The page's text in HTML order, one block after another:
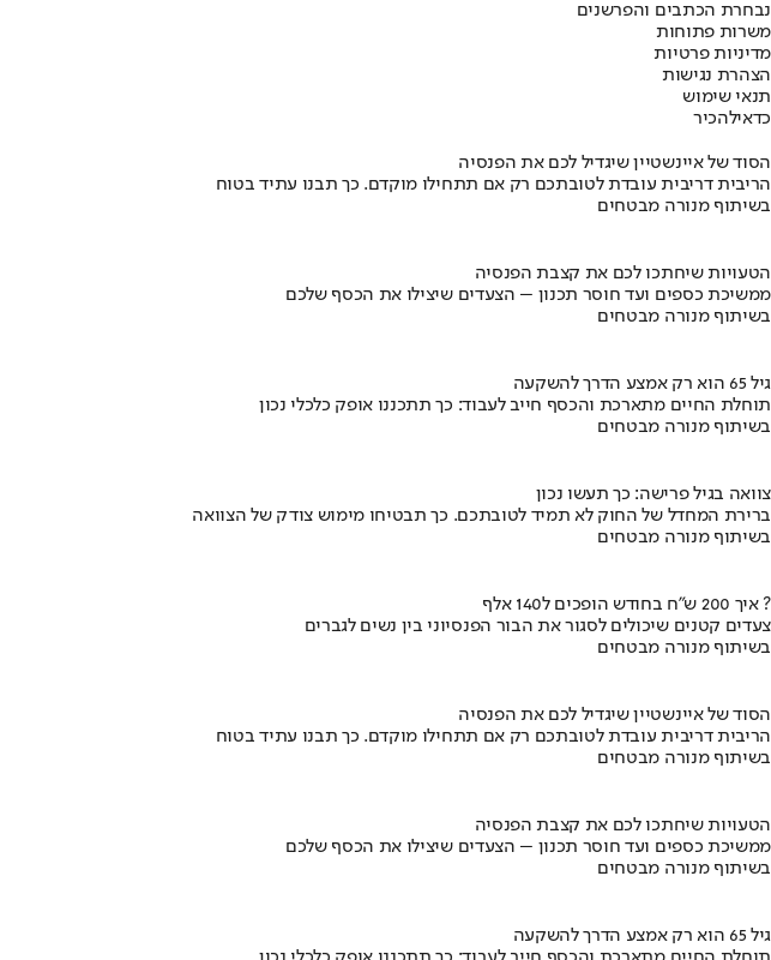
נבחרת הכתבים והפרשנים
משרות פתוחות
מדיניות פרטיות
הצהרת נגישות
תנאי שימוש
כדאילהכיר
הסוד של איינשטיין שיגדיל לכם את הפנסיה
הריבית דריבית עובדת לטובתכם רק אם תתחילו מוקדם. כך תבנו עתיד בטוח
בשיתוף מנורה מבטחים
הטעויות שיחתכו לכם את קצבת הפנסיה
ממשיכת כספים ועד חוסר תכנון – הצעדים שיצילו את הכסף שלכם
בשיתוף מנורה מבטחים
גיל 65 הוא רק אמצע הדרך להשקעה
תוחלת החיים מתארכת והכסף חייב לעבוד: כך תתכננו אופק כלכלי נכון
בשיתוף מנורה מבטחים
צוואה בגיל פרישה: כך תעשו נכון
ברירת המחדל של החוק לא תמיד לטובתכם. כך תבטיחו מימוש צודק של הצוואה
בשיתוף מנורה מבטחים
איך 200 ש"ח בחודש הופכים ל140 אלף ?
צעדים קטנים שיכולים לסגור את הבור הפנסיוני בין נשים לגברים
בשיתוף מנורה מבטחים
הסוד של איינשטיין שיגדיל לכם את הפנסיה
הריבית דריבית עובדת לטובתכם רק אם תתחילו מוקדם. כך תבנו עתיד בטוח
בשיתוף מנורה מבטחים
הטעויות שיחתכו לכם את קצבת הפנסיה
ממשיכת כספים ועד חוסר תכנון – הצעדים שיצילו את הכסף שלכם
בשיתוף מנורה מבטחים
גיל 65 הוא רק אמצע הדרך להשקעה